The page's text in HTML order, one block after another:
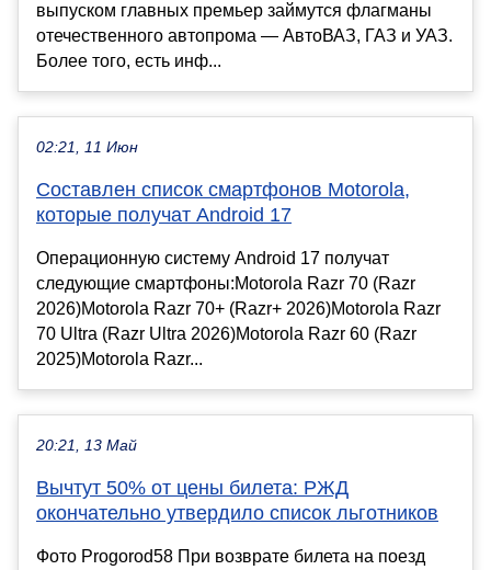
выпуском главных премьер займутся флагманы
отечественного автопрома — АвтоВАЗ, ГАЗ и УАЗ.
Более того, есть инф...
02:21, 11 Июн
Составлен список смартфонов Motorola,
которые получат Android 17
Операционную систему Android 17 получат
следующие смартфоны:Motorola Razr 70 (Razr
2026)Motorola Razr 70+ (Razr+ 2026)Motorola Razr
70 Ultra (Razr Ultra 2026)Motorola Razr 60 (Razr
2025)Motorola Razr...
20:21, 13 Май
Вычтут 50% от цены билета: РЖД
окончательно утвердило список льготников
Фото Progorod58 При возврате билета на поезд